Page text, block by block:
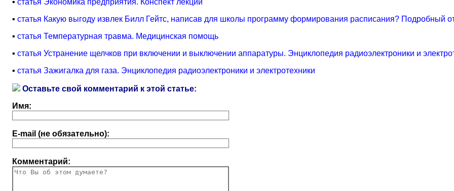
▪ статья Экономика предприятия. Конспект лекций
▪ статья Какую выгоду извлек Билл Гейтс, написав для школы программу формирования расписания? Подробный
▪ статья Температурная травма. Медицинская помощь
▪ статья Устранение щелчков при включении и выключении аппаратуры. Энциклопедия радиоэлектроники и
▪ статья Зажигалка для газа. Энциклопедия радиоэлектроники и электротехники
Оставьте свой комментарий к этой статье:
Имя:
E-mail (не обязательно):
Комментарий: